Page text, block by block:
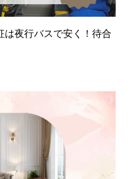
は夜行バスで安く！待合